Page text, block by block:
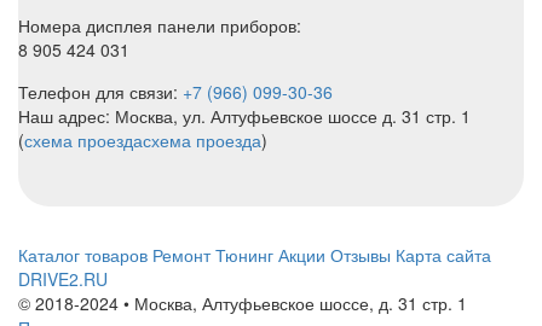
Номера дисплея панели приборов:
8 905 424 031
Телефон для связи: +7 (966) 099-30-36
Наш адрес: Москва, ул. Алтуфьевское шоссе д. 31 стр. 1
(схема проездасхема проезда)
Каталог товаров Ремонт Тюнинг Акции Отзывы Карта сайта
DRIVE2.RU
© 2018-2024 • Москва, Алтуфьевское шоссе, д. 31 стр. 1